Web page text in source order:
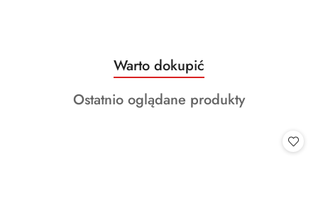
Pomiń karuzelę produktów
Produkty
o
statusie:
Warto dokupić
Produkty
Ostatnio oglądane produkty